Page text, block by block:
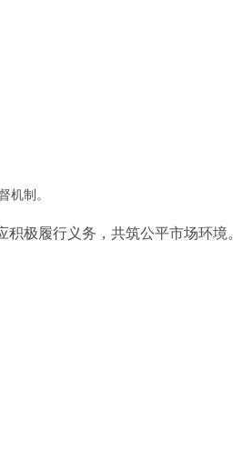
制。
极履行义务，共筑公平市场环境。